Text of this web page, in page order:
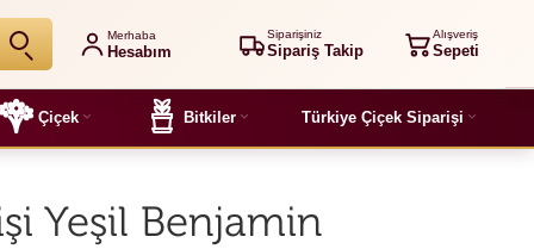
Merhaba
Hesabım
Siparişiniz
Sipariş Takip
Alışveriş
Sepeti
Çiçek Bitkiler Türkiye Çiçek Siparişi
Yeşil Benjamin